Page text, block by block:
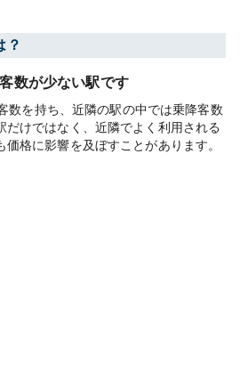
？
数が少ない駅です
数を持ち、近隣の駅の中では乗降客数
だけではなく、近隣でよく利用される
格に影響を及ぼすことがあります。